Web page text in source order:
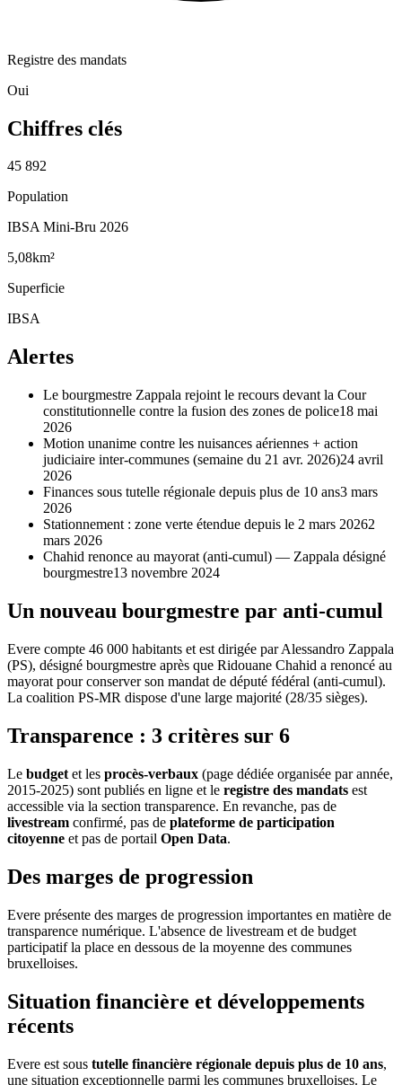
Registre des mandats
Oui
Chiffres clés
45 892
Population
IBSA Mini-Bru 2026
5,08km²
Superficie
IBSA
Alertes
Le bourgmestre Zappala rejoint le recours devant la Cour
constitutionnelle contre la fusion des zones de police18 mai
2026
Motion unanime contre les nuisances aériennes + action
judiciaire inter-communes (semaine du 21 avr. 2026)24 avril
2026
Finances sous tutelle régionale depuis plus de 10 ans3 mars
2026
Stationnement : zone verte étendue depuis le 2 mars 20262
mars 2026
Chahid renonce au mayorat (anti-cumul) — Zappala désigné
bourgmestre13 novembre 2024
Un nouveau bourgmestre par anti-cumul
Evere compte 46 000 habitants et est dirigée par Alessandro Zappala
(PS), désigné bourgmestre après que Ridouane Chahid a renoncé au
mayorat pour conserver son mandat de député fédéral (anti-cumul).
La coalition PS-MR dispose d'une large majorité (28/35 sièges).
Transparence : 3 critères sur 6
Le budget et les procès-verbaux (page dédiée organisée par année,
2015-2025) sont publiés en ligne et le registre des mandats est
accessible via la section transparence. En revanche, pas de
livestream confirmé, pas de plateforme de participation
citoyenne et pas de portail Open Data.
Des marges de progression
Evere présente des marges de progression importantes en matière de
transparence numérique. L'absence de livestream et de budget
participatif la place en dessous de la moyenne des communes
bruxelloises.
Situation financière et développements
récents
Evere est sous tutelle financière régionale depuis plus de 10 ans,
une situation exceptionnelle parmi les communes bruxelloises. Le